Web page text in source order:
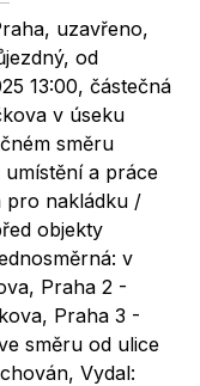
uzavřeno,
od
13:00, částečná
v úseku
směru
a práce
pro nakládku /
objekty
v
Praha 2 -
Praha 3 -
směru od ulice
Vydal: